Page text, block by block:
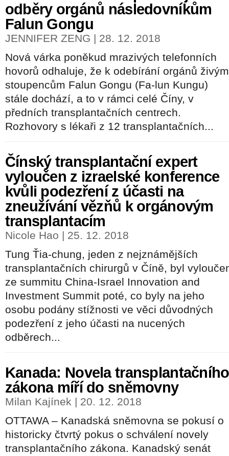
odběry orgánů následovníkům
Falun Gongu
JENNIFER ZENG | 28. 12. 2018
Nová várka poněkud mrazivých telefonních
hovorů odhaluje, že k odebírání orgánů živým
stoupencům Falun Gongu (Fa-lun Kungu)
stále dochází, a to v rámci celé Číny, v
předních transplantačních centrech.
Rozhovory s lékaři z 12 transplantačních...
Čínský transplantační expert
vyloučen z izraelské konference
kvůli podezření z účasti na
zneužívání vězňů k orgánovým
transplantacím
Nicole Hao | 25. 12. 2018
Tung Ťia-chung, jeden z nejznámějších
transplantačních chirurgů v Číně, byl
ze summitu China-Israel Innovation and
Investment Summit poté, co byly na jeho
osobu podány stížnosti ve věci důvodných
podezření z jeho účasti na nucených
odběrech...
Kanada: Novela transplantačního
zákona míří do sněmovny
Milan Kajínek | 20. 12. 2018
OTTAWA – Kanadská sněmovna se pokusí o
historicky čtvrtý pokus o schválení novely
transplantačního zákona. Kanadský senát